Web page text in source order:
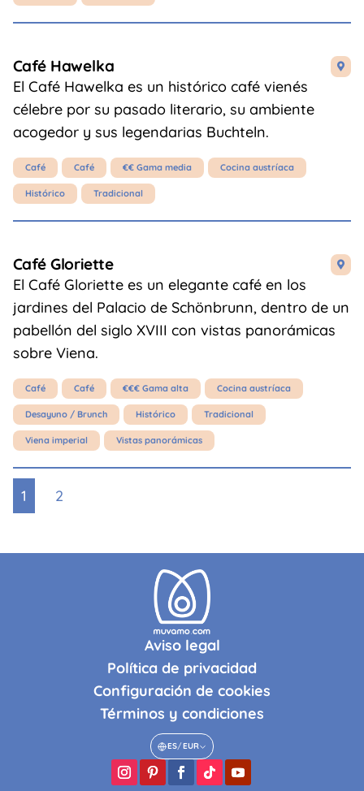

Café Hawelka
El Café Hawelka es un histórico café vienés
célebre por su pasado literario, su ambiente
acogedor y sus legendarias Buchteln.
Café Café €€ Gama media Cocina austríaca
Histórico Tradicional

Café Gloriette
El Café Gloriette es un elegante café en los
jardines del Palacio de Schönbrunn, dentro de un
pabellón del siglo XVIII con vistas panorámicas
sobre Viena.
Café Café €€€ Gama alta Cocina austríaca
Desayuno / Brunch Histórico Tradicional
Viena imperial Vistas panorámicas
1 2
Aviso legal
Política de privacidad
Configuración de cookies
Términos y condiciones
ES/EUR